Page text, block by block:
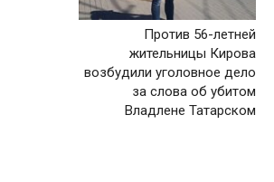
Против 56-летней
жительницы Кирова
возбудили уголовное дело
за слова об убитом
Владлене Татарском